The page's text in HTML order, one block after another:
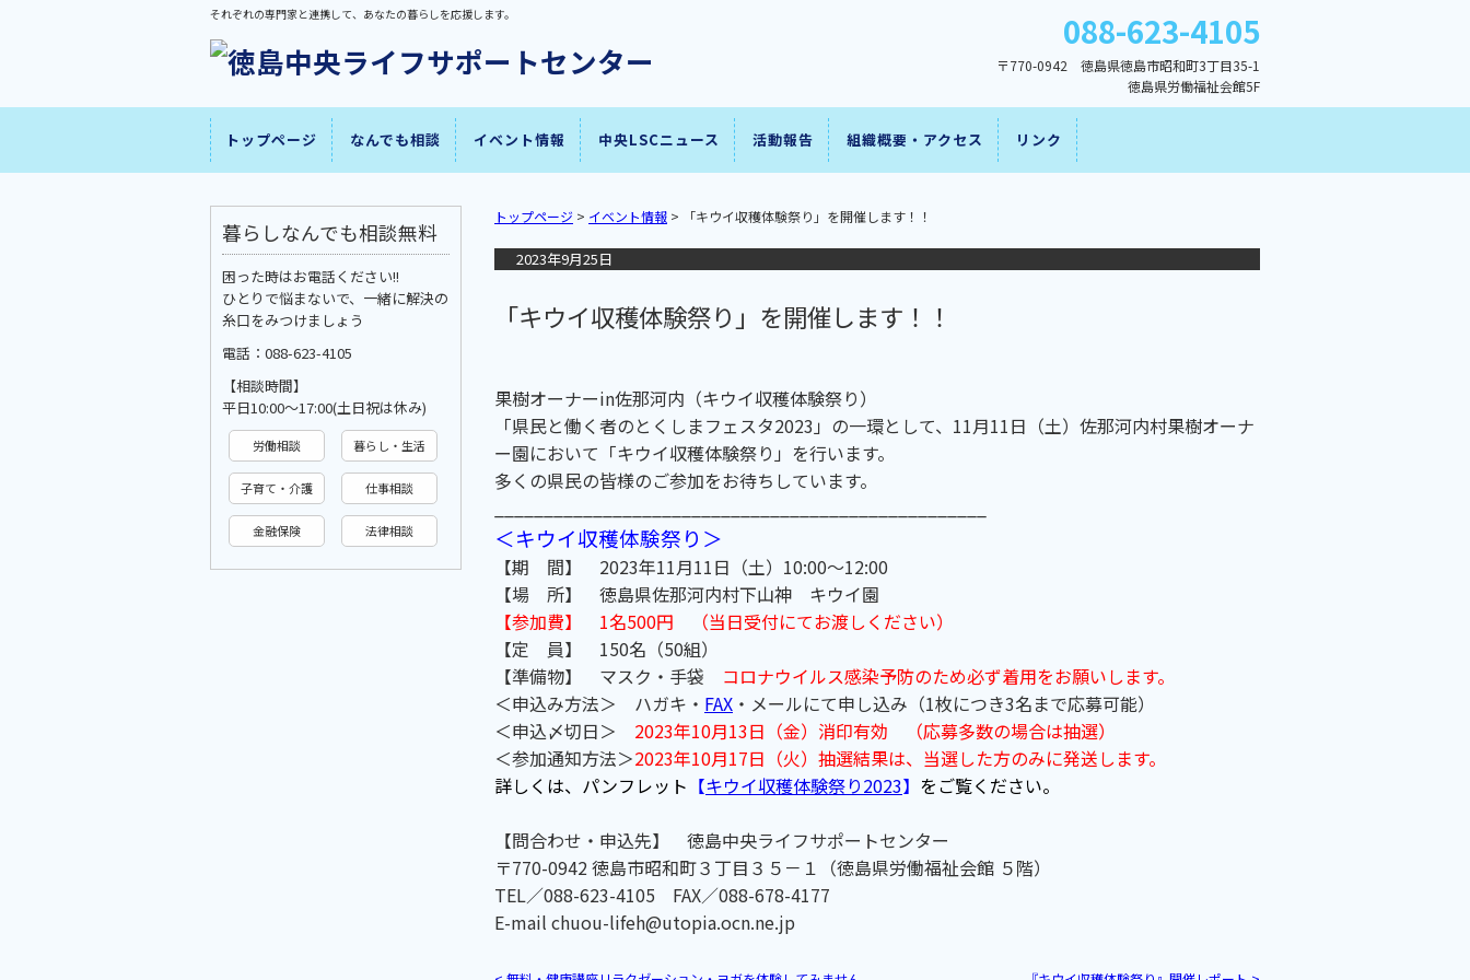
それぞれの専門家と連携して、あなたの暮らしを応援します。 088-623-4105
〒770-0942 徳島県徳島市昭和町3丁目35-1
徳島県労働福祉会館5F
トップページ なんでも相談 イベント情報 中央LSCニュース 活動報告 組織概要・アクセス リンク
トップページ > イベント情報 > 「キウイ収穫体験祭り」を開催します！！
2023年9月25日
「キウイ収穫体験祭り」を開催します！！
果樹オーナーin佐那河内（キウイ収穫体験祭り）
「県民と働く者のとくしまフェスタ2023」の一環として、11月11日（土）佐那河内村果樹オーナ
ー園において「キウイ収穫体験祭り」を行います。
多くの県民の皆様のご参加をお待ちしています。
＜キウイ収穫体験祭り＞
【期 間】 2023年11月11日（土）10:00～12:00
【場 所】 徳島県佐那河内村下山神 キウイ園
【参加費】 1名500円 （当日受付にてお渡しください）
【定 員】 150名（50組）
【準備物】 マスク・手袋 コロナウイルス感染予防のため必ず着用をお願いします。
＜申込み方法＞ ハガキ・ FAX ・メールにて申し込み（1枚につき3名まで応募可能）
＜申込〆切日＞ 2023年10月13日（金）消印有効 （応募多数の場合は抽選）
＜参加通知方法＞2023年10月17日（火）抽選結果は、当選した方のみに発送します。
詳しくは、パンフレット 【キウイ収穫体験祭り2023】 をご覧ください。
【問合わせ・申込先】 徳島中央ライフサポートセンター
〒770-0942 徳島市昭和町３丁目３５－１（徳島県労働福祉会館 ５階）
TEL／088-623-4105 FAX／088-678-4177
E-mail chuou-lifeh@utopia.ocn.ne.jp
暮らしなんでも相談無料
困った時はお電話ください!!
ひとりで悩まないで、一緒に解決の
糸口をみつけましょう
電話：088-623-4105
【相談時間】
平日10:00〜17:00(土日祝は休み)
労働相談 暮らし・生活
子育て・介護 仕事相談
金融保険 法律相談